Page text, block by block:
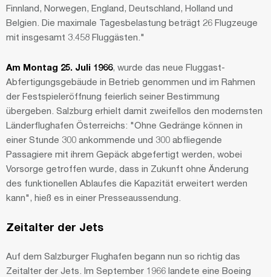
Finnland, Norwegen, England, Deutschland, Holland und
Belgien. Die maximale Tagesbelastung beträgt 26 Flugzeuge
mit insgesamt 3.458 Fluggästen."
Am Montag 25. Juli 1966, wurde das neue Fluggast-
Abfertigungsgebäude in Betrieb genommen und im Rahmen
der Festspieleröffnung feierlich seiner Bestimmung
übergeben. Salzburg erhielt damit zweifellos den modernsten
Länderflughafen Österreichs: "Ohne Gedränge können in
einer Stunde 300 ankommende und 300 abfliegende
Passagiere mit ihrem Gepäck abgefertigt werden, wobei
Vorsorge getroffen wurde, dass in Zukunft ohne Änderung
des funktionellen Ablaufes die Kapazität erweitert werden
kann", hieß es in einer Presseaussendung.
Zeitalter der Jets
Auf dem Salzburger Flughafen begann nun so richtig das
Zeitalter der Jets. Im September 1966 landete eine Boeing